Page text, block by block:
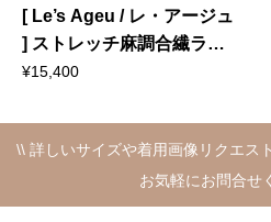
[ Le’s Ageu / レ・アージュ
] ストレッチ麻調合繊ラッ
プ風パンツ
¥15,400
\\ 詳しいサイズや着用画像リクエス
お気軽にお問合